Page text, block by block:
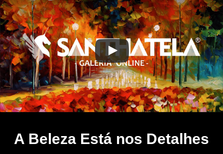
A Beleza Está nos Detalhes